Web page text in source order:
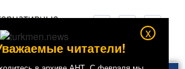
x
читатели!